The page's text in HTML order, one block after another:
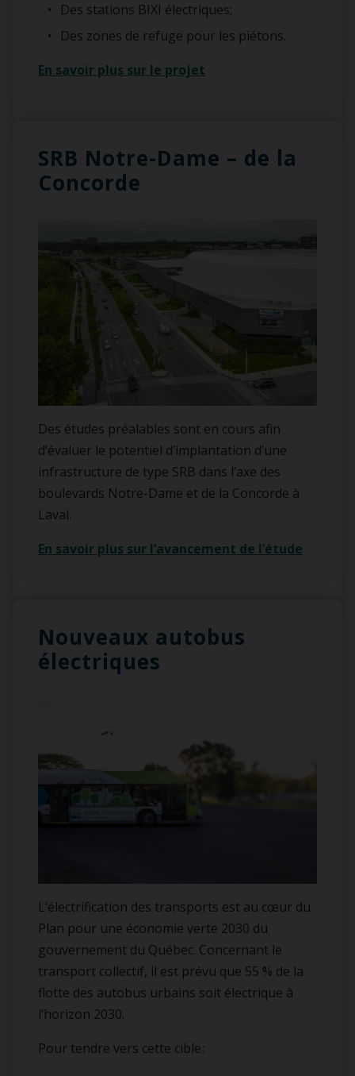
Des stations BIXI électriques;
Des zones de refuge pour les piétons.
En savoir plus sur le projet
SRB Notre-Dame – de la
Concorde
Des études préalables sont en cours afin
d’évaluer le potentiel d’implantation d’une
infrastructure de type SRB dans l’axe des
boulevards Notre-Dame et de la Concorde à
Laval.
En savoir plus sur l’avancement de l’étude
Nouveaux autobus
électriques
L’électrification des transports est au cœur du
Plan pour une économie verte 2030 du
gouvernement du Québec. Concernant le
transport collectif, il est prévu que 55 % de la
flotte des autobus urbains soit électrique à
l’horizon 2030.
Pour tendre vers cette cible :